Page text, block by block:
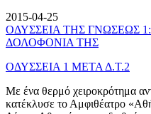
2015-04-25
ΟΔΥΣΣΕΙΑ ΤΗΣ ΓΝΩΣΕΩΣ
ΔΟΛΟΦΟΝΙΑ ΤΗΣ
ΟΔΥΣΣΕΙΑ 1 ΜΕΤΑ Δ.Τ.2
Με ένα θερμό χειροκρότημα
κατέκλυσε το Αμφιθέατρο